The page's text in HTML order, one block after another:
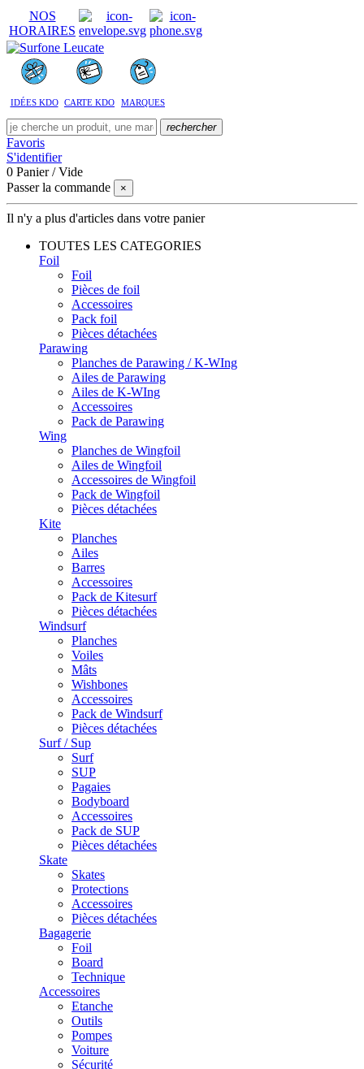
NOS
HORAIRES
IDÉES KDO CARTE KDO MARQUES
rechercher
Favoris
S'identifier
0 Panier /Vide
Passer la commande
×
Il n'y a plus d'articles dans votre panier
TOUTES LES CATEGORIES
Foil
Foil
Pièces de foil
Accessoires
Pack foil
Pièces détachées
Parawing
Planches de Parawing / K-WIng
Ailes de Parawing
Ailes de K-WIng
Accessoires
Pack de Parawing
Wing
Planches de Wingfoil
Ailes de Wingfoil
Accessoires de Wingfoil
Pack de Wingfoil
Pièces détachées
Kite
Planches
Ailes
Barres
Accessoires
Pack de Kitesurf
Pièces détachées
Windsurf
Planches
Voiles
Mâts
Wishbones
Accessoires
Pack de Windsurf
Pièces détachées
Surf / Sup
Surf
SUP
Pagaies
Bodyboard
Accessoires
Pack de SUP
Pièces détachées
Skate
Skates
Protections
Accessoires
Pièces détachées
Bagagerie
Foil
Board
Technique
Accessoires
Etanche
Outils
Pompes
Voiture
Sécurité